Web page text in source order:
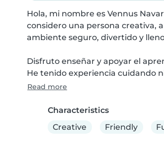
Hola, mi nombre es Vennus
considero una persona creativa,
ambiente seguro, divertido y
Disfruto enseñar y apoyar el
He tenido experiencia cuidando
Read more
Characteristics
Creative
Friendly